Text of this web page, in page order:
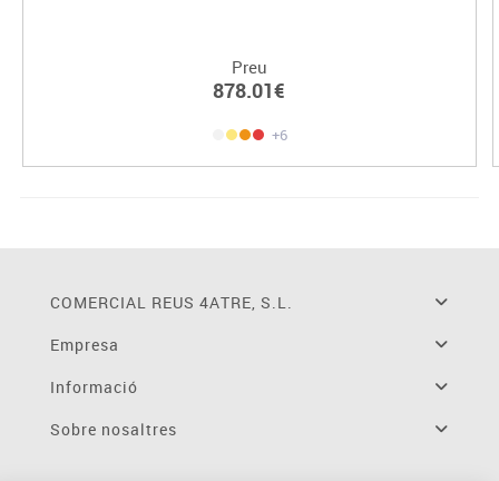
Preu
878.01€
+6
COMERCIAL REUS 4ATRE, S.L.
Empresa
Informació
Sobre nosaltres